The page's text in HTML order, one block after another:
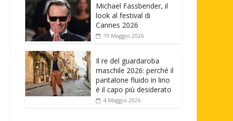
Michael Fassbender, il
look al festival di
Cannes 2026
19 Maggio 2026
Il re del guardaroba
maschile 2026: perché il
pantalone fluido in lino
è il capo più desiderato
4 Maggio 2026